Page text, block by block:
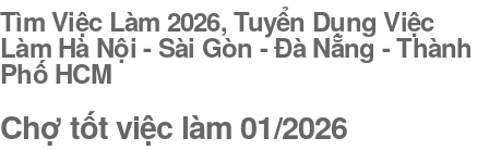
Tìm Việc Làm 2026, Tuyển Dụng Việc
Làm Hà Nội - Sài Gòn - Đà Nẵng - Thành
Phố HCM
Chợ tốt việc làm 01/2026